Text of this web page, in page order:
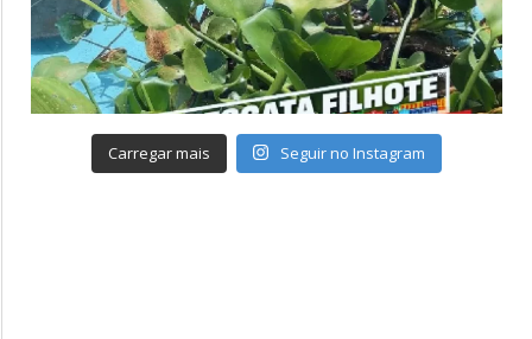
Carregar mais Seguir no Instagram